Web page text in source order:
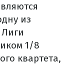
из
1/8
квартета,